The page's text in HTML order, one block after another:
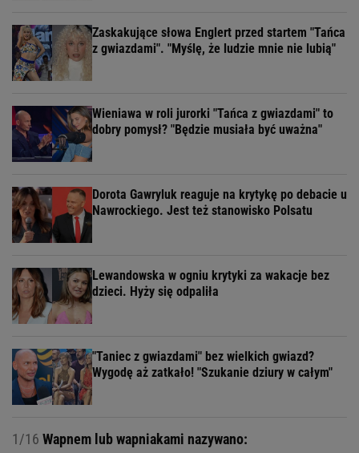
Zaskakujące słowa Englert przed startem "Tańca
z gwiazdami". "Myślę, że ludzie mnie nie lubią"
Wieniawa w roli jurorki "Tańca z gwiazdami" to
dobry pomysł? "Będzie musiała być uważna"
Dorota Gawryluk reaguje na krytykę po debacie u
Nawrockiego. Jest też stanowisko Polsatu
Lewandowska w ogniu krytyki za wakacje bez
dzieci. Hyży się odpaliła
"Taniec z gwiazdami" bez wielkich gwiazd?
Wygodę aż zatkało! "Szukanie dziury w całym"
1/16 Wapnem lub wapniakami nazywano: